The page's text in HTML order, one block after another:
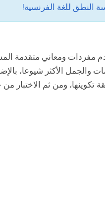
مفردات ومعاني متقدمة
والجمل الأكثر شيوعا،
تكوينها، ومن ثم الاختبار